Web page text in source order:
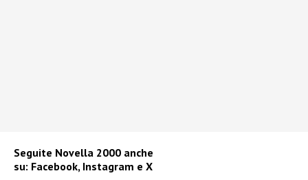
Seguite Novella 2000 anche
su: Facebook, Instagram e X